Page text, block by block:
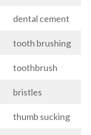
dental cement
tooth brushing
toothbrush
bristles
thumb sucking